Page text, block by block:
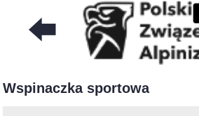
Wspinaczka sportowa